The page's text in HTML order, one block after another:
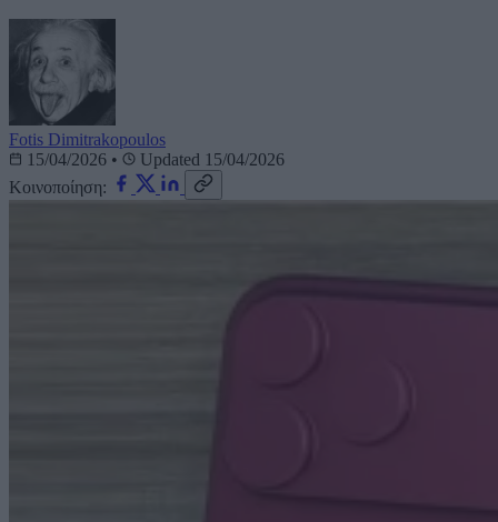
Fotis Dimitrakopoulos
15/04/2026 •
Updated 15/04/2026
Κοινοποίηση: